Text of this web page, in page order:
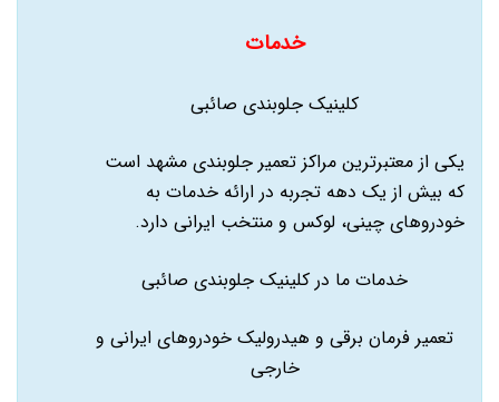
خدمات
کلینیک جلوبندی صائبی
یکی از معتبرترین مراکز تعمیر جلوبندی مشهد است
که بیش از یک دهه تجربه در ارائه خدمات به
خودروهای چینی، لوکس و منتخب ایرانی دارد.
خدمات ما در کلینیک جلوبندی صائبی
تعمیر فرمان برقی و هیدرولیک خودروهای ایرانی و
خارجی